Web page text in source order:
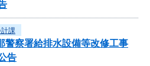
課
警察署給排水設備等改修工事
告